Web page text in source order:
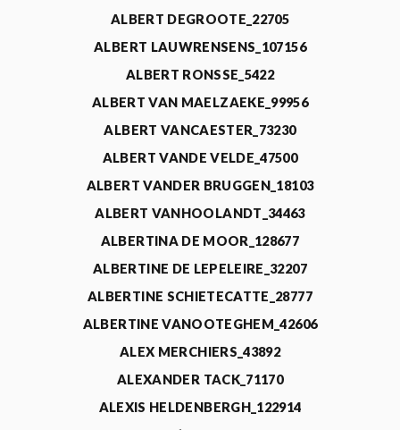
ALBERT DEGROOTE_22705
ALBERT LAUWRENSENS_107156
ALBERT RONSSE_5422
ALBERT VAN MAELZAEKE_99956
ALBERT VANCAESTER_73230
ALBERT VANDE VELDE_47500
ALBERT VANDER BRUGGEN_18103
ALBERT VANHOOLANDT_34463
ALBERTINA DE MOOR_128677
ALBERTINE DE LEPELEIRE_32207
ALBERTINE SCHIETECATTE_28777
ALBERTINE VANOOTEGHEM_42606
ALEX MERCHIERS_43892
ALEXANDER TACK_71170
ALEXIS HELDENBERGH_122914